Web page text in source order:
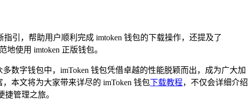
引，帮助用户顺利完成 imtoken 钱包的下载操作，还提及了
使用 imtoken 正版钱包。
数字钱包中，imToken 钱包凭借卓越的性能脱颖而出，成为广大加
本文将为大家带来详尽的 imToken 钱包下载教程，不仅会详细介绍
管理之旅。